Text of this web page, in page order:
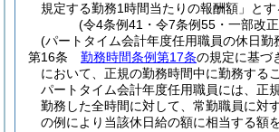
規定する勤務1時間当たりの報酬額」とす
(令4条例41・令7条例55・一部改
(パートタイム会計年度任用職員の休日勤
第16条
勤務時間条例第17条の規定に基づ
において、正規の勤務時間中に勤務する
パートタイム会計年度任用職員には、正
勤務した全時間に対して、常勤職員に対
の例により当該休日給の額に相当する額